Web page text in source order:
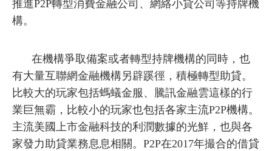
推進P2P轉型消費金融公司、網絡小貸公司等持牌機
構。
在機構爭取備案或者轉型持牌機構的同時，也
有大量互聯網金融機構另辟蹊徑，積極轉型助貸。
比較大的玩家包括螞蟻金服、騰訊金融雲這樣的行
業巨無霸，比較小的玩家也包括各家主流P2P機構。
主流美國上市金融科技的利潤數據的光鮮，也與各
家發力助貸業務息息相關。P2P在2017年撮合的借貸